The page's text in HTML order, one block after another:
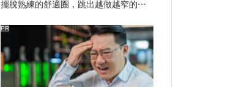
擺脫熟練的舒適圈，跳出越做越窄的專
PR